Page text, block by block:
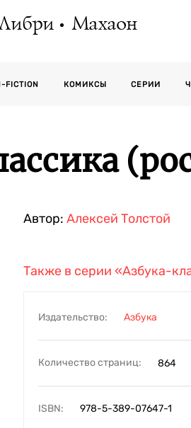
Махаон
FICTION КОМИКСЫ СЕРИИ
Автор: Алексей Толстой
Также в серии «Азбука-
Издательство: Азбука
Количество страниц: 864
ISBN: 978-5-389-07647-1